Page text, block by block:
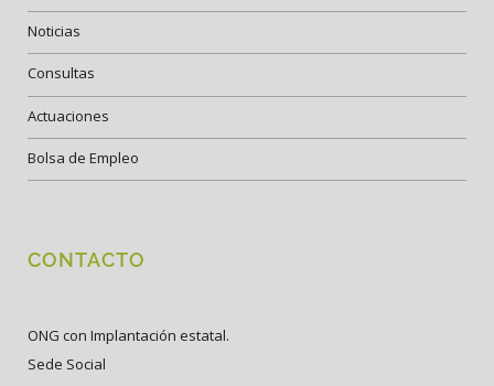
Noticias
Consultas
Actuaciones
Bolsa de Empleo
CONTACTO
ONG con Implantación estatal.
Sede Social